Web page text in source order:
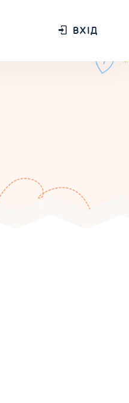
ВХІД